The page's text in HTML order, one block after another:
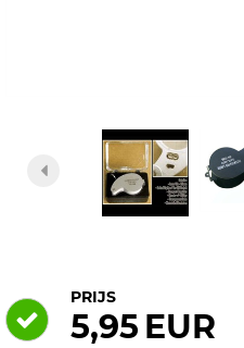
PRIJS
5,95 EUR